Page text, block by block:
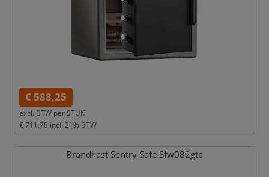
€ 588,25
excl. BTW per STUK
€ 711,78 incl. 21% BTW
Brandkast Sentry Safe Sfw082gtc